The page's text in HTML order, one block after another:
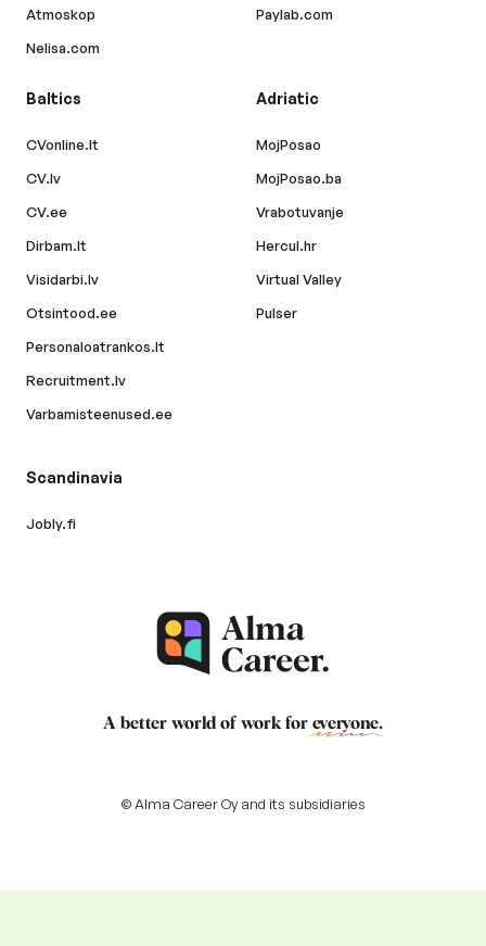
Atmoskop
Nelisa.com
Paylab.com
Baltics
CVonline.lt
CV.lv
CV.ee
Dirbam.lt
Visidarbi.lv
Otsintood.ee
Personaloatrankos.lt
Recruitment.lv
Varbamisteenused.ee
Adriatic
MojPosao
MojPosao.ba
Vrabotuvanje
Hercul.hr
Virtual Valley
Pulser
Scandinavia
Jobly.fi
A better world of work for everyone.
© Alma Career Oy and its subsidiaries